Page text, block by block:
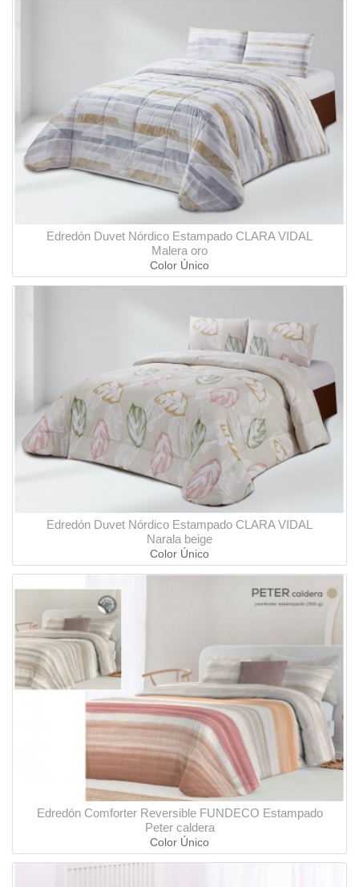
Edredón Duvet Nórdico Estampado CLARA VIDAL
Malera oro
Color Único
Edredón Duvet Nórdico Estampado CLARA VIDAL
Narala beige
Color Único
Edredón Comforter Reversible FUNDECO Estampado
Peter caldera
Color Único